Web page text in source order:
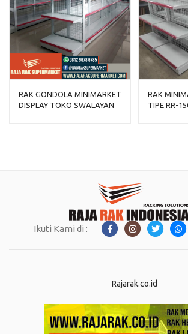
RAK GONDOLA MINIMARKET
DISPLAY TOKO SWALAYAN
RAK
TIPE RR-
Ikuti Kami di :
Rajarak.co.id